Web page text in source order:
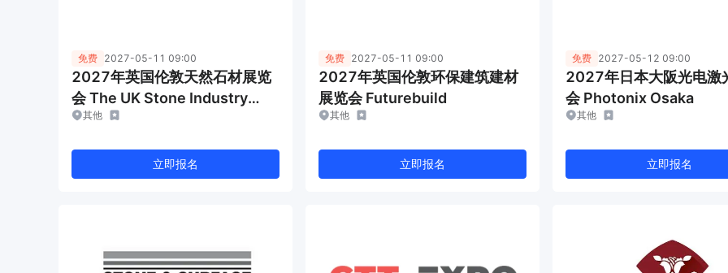
免费 2027-05-11 09:00
2027年英国伦敦天然石材展览
会 The UK Stone Industry
Event
其他
立即报名
免费 2027-05-11 09:00
2027年英国伦敦环保建筑建材
展览会 Futurebuild
其他
立即报名
免费 2027-05-12 09:00
2027年日本大阪光电激
会 Photonix Osaka
其他
立即报名